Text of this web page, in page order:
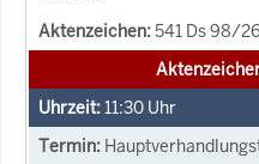
541 Ds 98/26
11:30 Uhr